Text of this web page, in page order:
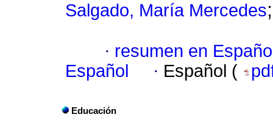
Salgado, María Mercedes
· resumen en
Español
· Español (
Educación